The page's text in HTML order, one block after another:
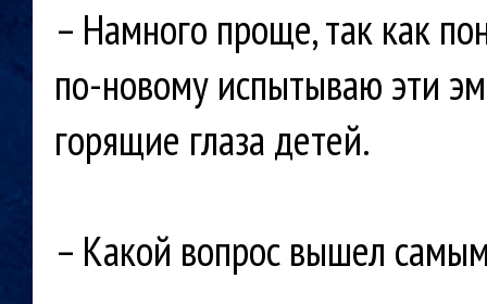
– Намного проще, так как
по-новому испытываю эти
горящие глаза детей.
– Какой вопрос вышел